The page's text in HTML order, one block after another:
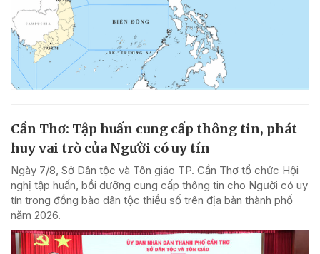
Cần Thơ: Tập huấn cung cấp thông tin, phát
huy vai trò của Người có uy tín
Ngày 7/8, Sở Dân tộc và Tôn giáo TP. Cần Thơ tổ chức Hội
nghị tập huấn, bồi dưỡng cung cấp thông tin cho Người có uy
tín trong đồng bào dân tộc thiểu số trên địa bàn thành phố
năm 2026.